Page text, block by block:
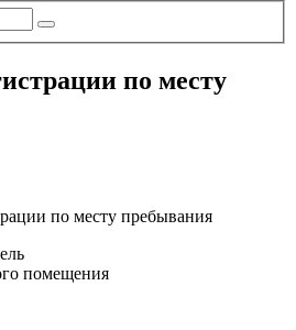
по месту
по месту пребывания